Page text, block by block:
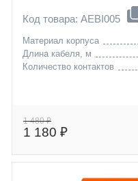
Код товара: AEBI005
Материал корпуса
Длина кабеля, м
Количество контактов
1 480 ₽
1 180 ₽